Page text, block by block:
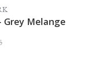
Grey Melange